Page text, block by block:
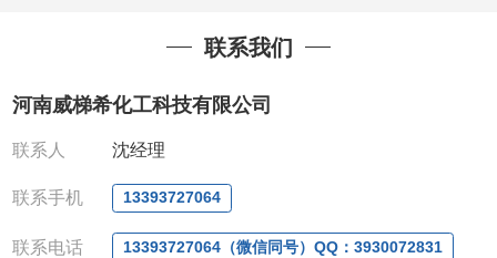
我司对高校及科研单位先发货和
作中有用到的试剂,欢迎前来询购
电话:0371-63377391/13393727064
QQ:3930072831
:13393727064
联系人: 沈晓东(欢迎致电
联系我们
河南威梯希化工科技有限公司
联系人 沈经理
联系手机 13393727064
联系电话 13393727064（微信同号）QQ：3930072831